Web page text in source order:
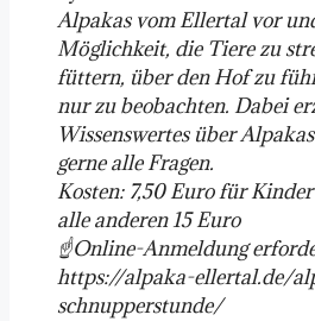
Alpakas vom Ellertal vor
Möglichkeit, die Tiere zu
füttern, über den Hof zu
nur zu beobachten. Dabei
Wissenswertes über
gerne alle Fragen.
Kosten: 7,50 Euro für
alle anderen 15 Euro
☝️Online-Anmeldung
https://alpaka-ellertal.de/
schnupperstunde/